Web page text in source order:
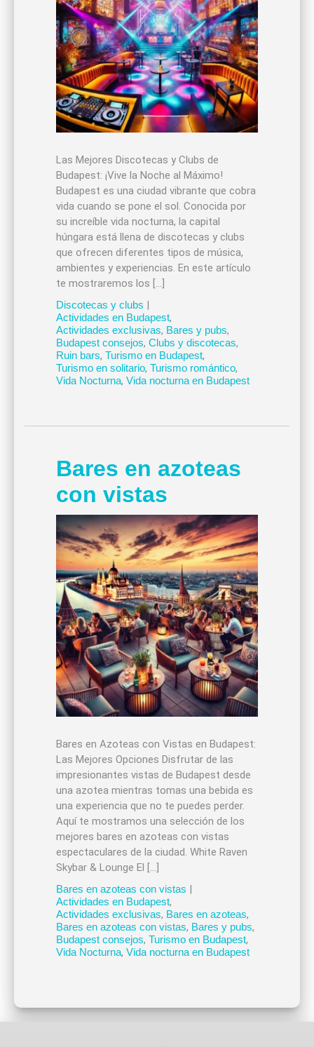
Las Mejores Discotecas y Clubs de
Budapest: ¡Vive la Noche al Máximo!
Budapest es una ciudad vibrante que cobra
vida cuando se pone el sol. Conocida por
su increíble vida nocturna, la capital
húngara está llena de discotecas y clubs
que ofrecen diferentes tipos de música,
ambientes y experiencias. En este artículo
te mostraremos los […]
Discotecas y clubs
Actividades en Budapest,
Actividades exclusivas, Bares y pubs,
Budapest consejos, Clubs y discotecas,
Ruin bars, Turismo en Budapest,
Turismo en solitario, Turismo romántico,
Vida Nocturna, Vida nocturna en Budapest
Bares en azoteas
con vistas
Bares en Azoteas con Vistas en Budapest:
Las Mejores Opciones Disfrutar de las
impresionantes vistas de Budapest desde
una azotea mientras tomas una bebida es
una experiencia que no te puedes perder.
Aquí te mostramos una selección de los
mejores bares en azoteas con vistas
espectaculares de la ciudad. White Raven
Skybar & Lounge El […]
Bares en azoteas con vistas |
Actividades en Budapest,
Actividades exclusivas, Bares en azoteas,
Bares en azoteas con vistas, Bares y pubs,
Budapest consejos, Turismo en Budapest,
Vida Nocturna, Vida nocturna en Budapest